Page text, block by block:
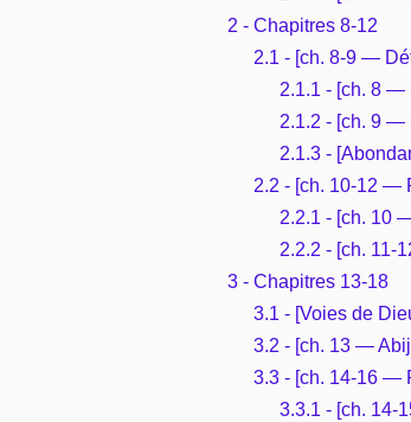
2 - Chapitres 8-12
2.1 - [ch. 8-9 —
2.1.1 - [ch. 8 —
2.1.2 - [ch. 9 —
2.1.3 -
2.2 - [ch. 10-12 —
2.2.1 - [ch. 10
2.2.2 - [ch. 11-
3 - Chapitres 13-18
3.1 - [Voies de
3.2 - [ch. 13 —
3.3 - [ch. 14-16 —
3.3.1 - [ch. 14-